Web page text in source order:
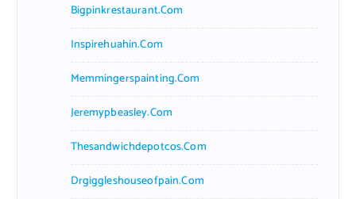
Bigpinkrestaurant.com
Inspirehuahin.com
Memmingerspainting.com
Jeremypbeasley.com
Thesandwichdepotcos.com
Drgiggleshouseofpain.com